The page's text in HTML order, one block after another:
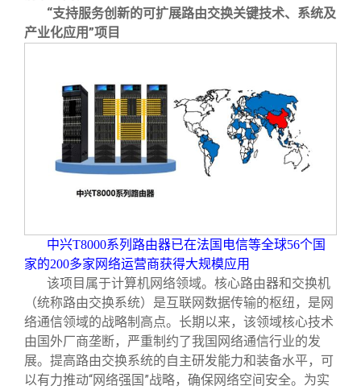
“支持服务创新的可扩展路由交换关键技术、系统及
产业化应用”项目
中兴T8000系列路由器已在法国电信等全球56个国
家的200多家网络运营商获得大规模应用
该项目属于计算机网络领域。核心路由器和交换机
（统称路由交换系统）是互联网数据传输的枢纽，是网
络通信领域的战略制高点。长期以来，该领域核心技术
由国外厂商垄断，严重制约了我国网络通信行业的发
展。提高路由交换系统的自主研发能力和装备水平，可
以有力推动“网络强国”战略，确保网络空间安全。为实